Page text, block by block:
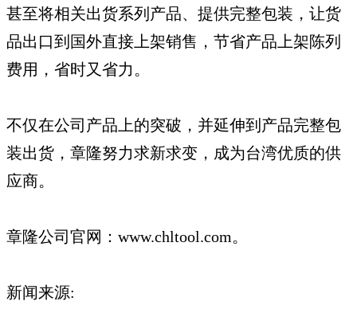
甚至将相关出货系列产品、提供完整包装，让货
品出口到国外直接上架销售，节省产品上架陈列
费用，省时又省力。
不仅在公司产品上的突破，并延伸到产品完整包
装出货，章隆努力求新求变，成为台湾优质的供
应商。
章隆公司官网：www.chltool.com。
新闻来源: